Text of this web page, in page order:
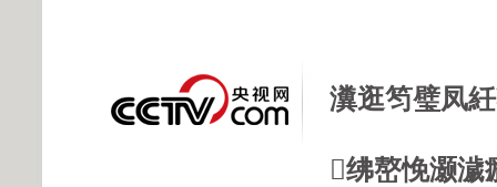
瀵逛笉璧凤
绋嶅悗灏